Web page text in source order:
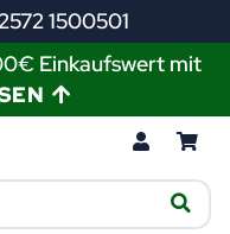
1500501
Einkaufswert mit